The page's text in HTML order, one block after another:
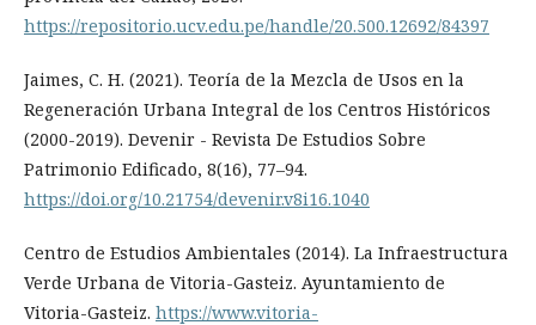
https://repositorio.ucv.edu.pe/handle/20.500.12692/84397
Jaimes, C. H. (2021). Teoría de la Mezcla de Usos en la
Regeneración Urbana Integral de los Centros Históricos
(2000-2019). Devenir - Revista De Estudios Sobre
Patrimonio Edificado, 8(16), 77–94.
https://doi.org/10.21754/devenir.v8i16.1040
Centro de Estudios Ambientales (2014). La Infraestructura
Verde Urbana de Vitoria-Gasteiz. Ayuntamiento de
Vitoria-Gasteiz. https://www.vitoria-